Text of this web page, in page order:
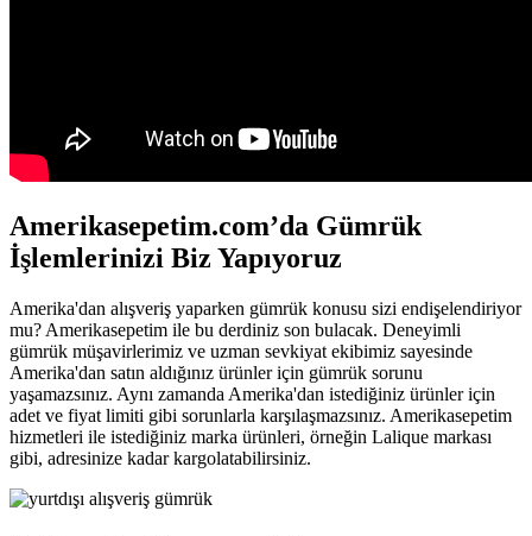
Amerikasepetim.com’da Gümrük
İşlemlerinizi Biz Yapıyoruz
Amerika'dan alışveriş yaparken gümrük konusu sizi endişelendiriyor
mu? Amerikasepetim ile bu derdiniz son bulacak. Deneyimli
gümrük müşavirlerimiz ve uzman sevkiyat ekibimiz sayesinde
Amerika'dan satın aldığınız ürünler için gümrük sorunu
yaşamazsınız. Aynı zamanda Amerika'dan istediğiniz ürünler için
adet ve fiyat limiti gibi sorunlarla karşılaşmazsınız. Amerikasepetim
hizmetleri ile istediğiniz marka ürünleri, örneğin Lalique markası
gibi, adresinize kadar kargolatabilirsiniz.